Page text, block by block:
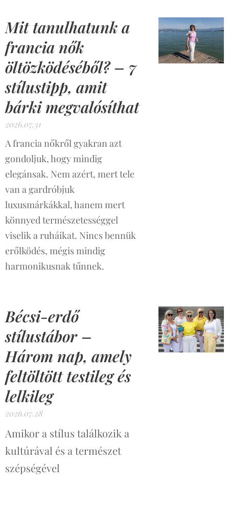
Mit tanulhatunk a
francia nők
öltözködéséből? – 7
stílustipp, amit
bárki megvalósíthat
2026.07.31
A francia nőkről gyakran azt
gondoljuk, hogy mindig
elegánsak. Nem azért, mert tele
van a gardróbjuk
luxusmárkákkal, hanem mert
könnyed természetességgel
viselik a ruháikat. Nincs bennük
erőlködés, mégis mindig
harmonikusnak tűnnek.
Bécsi-erdő
stílustábor –
Három nap, amely
feltöltött testileg és
lelkileg
2026.07.28
Amikor a stílus találkozik a
kultúrával és a természet
szépségével